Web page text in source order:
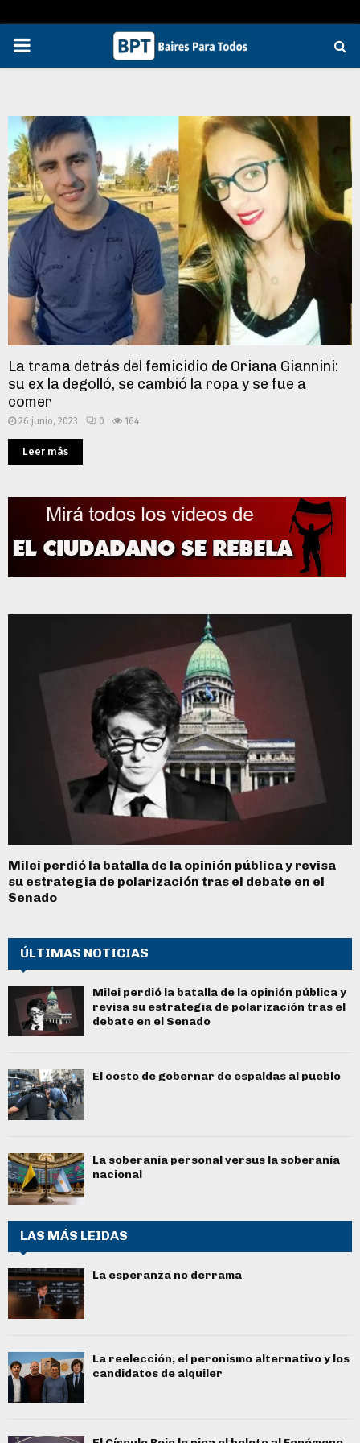
PRIMARY
La trama detrás del femicidio de Oriana Giannini:
su ex la degolló, se cambió la ropa y se fue a
comer
26 junio, 2023 0 164
Leer más
Milei perdió la batalla de la opinión pública y revisa
su estrategia de polarización tras el debate en el
Senado
ÚLTIMAS NOTICIAS
Milei perdió la batalla de la opinión pública y
revisa su estrategia de polarización tras el
debate en el Senado
El costo de gobernar de espaldas al pueblo
La soberanía personal versus la soberanía
nacional
LAS MÁS LEIDAS
La esperanza no derrama
La reelección, el peronismo alternativo y los
candidatos de alquiler